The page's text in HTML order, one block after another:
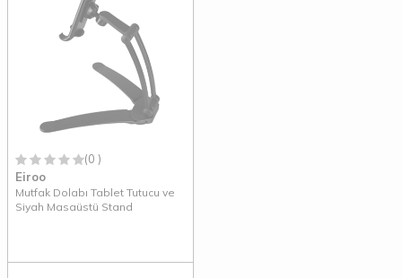
(0 )
Eiroo
Mutfak Dolabı Tablet Tutucu ve
Siyah Masaüstü Stand